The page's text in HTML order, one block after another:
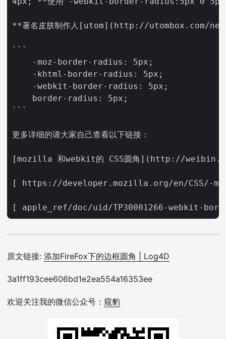
**著名皮肤制作人[utom](http://utombox.com/new-
```
    -moz-border-radius: 5px;
    -khtml-border-radius: 5px;
    -webkit-border-radius: 5px;
    border-radius: 5px;
```
更多详细的请大家自己查看以下链接：
[mozilla 和webkit的 CSS圆角](http://
[ https://developer.mozilla.org/en/CSS/-
原文链接: 添加FireFox下的边框圆角 | Log4D
3a1ff193cee606bd1e2ea554a16353ee
欢迎关注我的微信公众号： 窥豹